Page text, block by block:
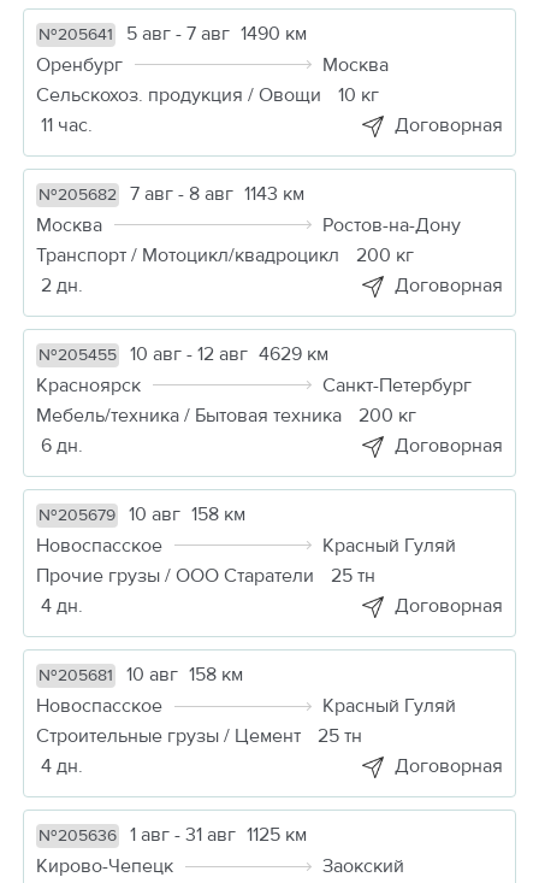
№205641 5 авг - 7 авг 1490 км
Оренбург
Москва
Сельскохоз. продукция / Овощи
10 кг
11 час.
Договорная
№205682 7 авг - 8 авг 1143 км
Москва
Ростов-на-Дону
Транспорт / Мотоцикл/квадроцикл
200 кг
2 дн.
Договорная
№205455 10 авг - 12 авг 4629 км
Красноярск
Санкт-Петербург
Мебель/техника / Бытовая техника
200 кг
6 дн.
Договорная
№205679 10 авг 158 км
Новоспасское
Красный Гуляй
Прочие грузы / ООО Старатели
25 тн
4 дн.
Договорная
№205681 10 авг 158 км
Новоспасское
Красный Гуляй
Строительные грузы / Цемент
25 тн
4 дн.
Договорная
№205636 1 авг - 31 авг 1125 км
Кирово-Чепецк
Заокский